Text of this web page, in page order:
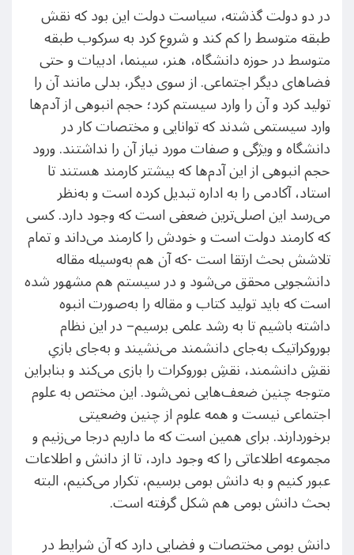
در دو دولت گذشته، سیاست دولت این بود که نقش
طبقه متوسط را کم کند و شروع کرد به سرکوب طبقه
متوسط در حوزه دانشگاه، هنر، سینما، ادبیات و حتی
فضاهای دیگر اجتماعی. از سوی دیگر، بدلی مانند آن را
تولید کرد و آن را وارد سیستم کرد؛ حجم انبوهی از آدم‌ها
وارد سیستمی شدند که توانایی و مختصات کار در
دانشگاه و ویژگی و صفات مورد نیاز آن را نداشتند. ورود
حجم انبوهی از این آدم‌ها که بیشتر کارمند هستند تا
استاد، آکادمی را به اداره تبدیل کرده است و به‌نظر
می‌رسد این اصلی‌ترین ضعفی است که وجود دارد. کسی
که کارمند دولت است و خودش را کارمند می‌داند و تمام
تلاشش بحث ارتقا است -‌که آن هم به‌وسیله مقاله
دانشجویی محقق می‌شود و در سیستم هم مشهور شده
است که باید تولید کتاب و مقاله را به‌صورت انبوه
داشته باشیم تا به رشد علمی برسیم‌– در این نظام
بوروکراتیک به‌جای دانشمند می‌نشیند و به‌جای بازیِ
نقشِ دانشمند، نقشِ بوروکرات را بازی می‌کند و بنابراین
متوجه چنین ضعف‌هایی نمی‌شود. این مختص به علوم
اجتماعی نیست و همه علوم از چنین وضعیتی
برخوردارند. برای همین است که ما داریم درجا می‌زنیم و
مجموعه اطلاعاتی را که وجود دارد، تا از دانش و اطلاعات
عبور کنیم و به دانش بومی برسیم، تکرار می‌کنیم، البته
بحث دانش بومی هم شکل گرفته است.
دانش بومی مختصات و فضایی دارد که آن شرایط در